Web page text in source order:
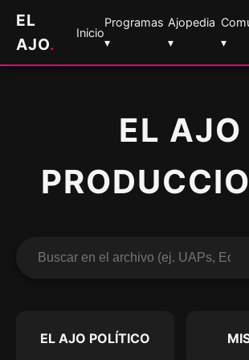
EL
AJO.
Inicio
Programas
▾
Ajopedia
▾
▾
EL AJO
EL AJO POLÍTICO